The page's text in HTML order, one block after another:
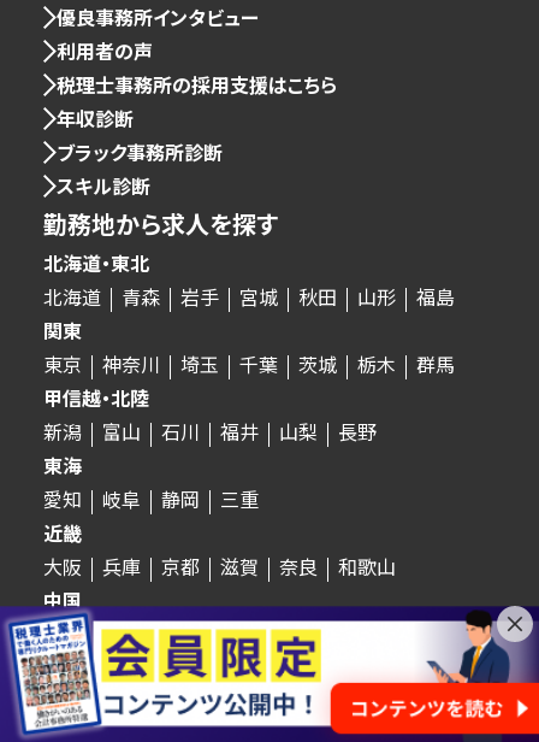
優良事務所インタビュー
利用者の声
税理士事務所の採用支援はこちら
年収診断
ブラック事務所診断
スキル診断
勤務地から求人を探す
北海道・東北
北海道
青森 岩手 宮城 秋田 山形
福島
関東
東京
神奈川 埼玉 千葉 茨城 栃木
群馬
甲信越・北陸
新潟
富山 石川 福井 山梨
長野
東海
愛知
岐阜 静岡
三重
近畿
大阪
兵庫 京都 滋賀 奈良
和歌山
中国
鳥取
島根 岡山 広島
山口
四国
徳島
香川 愛媛
高知
九州・沖縄